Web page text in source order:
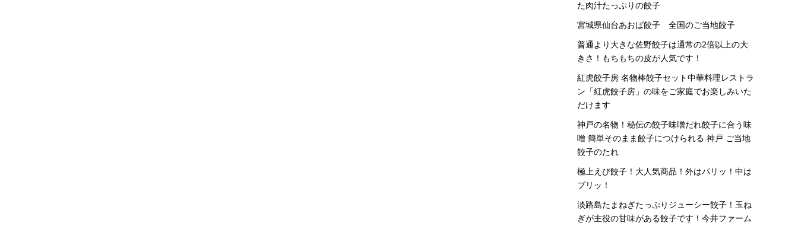
た肉汁たっぷりの餃子
宮城県仙台あおば餃子 全国のご当地餃子
普通より大きな佐野餃子は通常の2倍以上の大
きさ！もちもちの皮が人気です！
紅虎餃子房 名物棒餃子セット中華料理レストラ
ン「紅虎餃子房」の味をご家庭でお楽しみいた
だけます
神戸の名物！秘伝の餃子味噌だれ餃子に合う味
噌 簡単そのまま餃子につけられる 神戸 ご当地
餃子のたれ
極上えび餃子！大人気商品！外はパリッ！中は
プリッ！
淡路島たまねぎたっぷりジューシー餃子！玉ね
ぎが主役の甘味がある餃子です！今井ファーム